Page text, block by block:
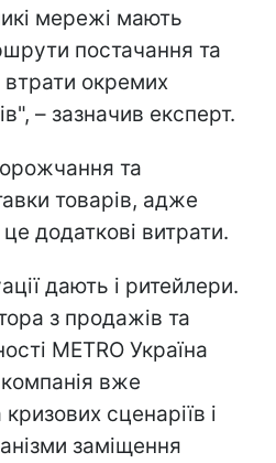
мережі мають
постачання та
втрати окремих
– зазначив експерт.
та
товарів, адже
це додаткові витрати.
дають і ритейлери.
з продажів та
METRO Україна
вже
сценаріїв і
заміщення